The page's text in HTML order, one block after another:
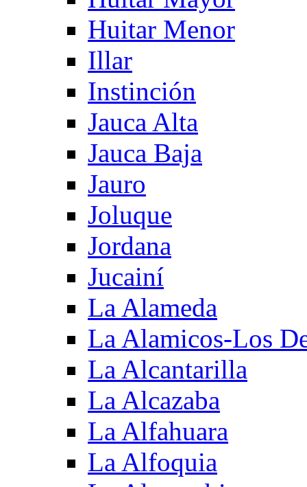
Huitar Menor
Illar
Instinción
Jauca Alta
Jauca Baja
Jauro
Joluque
Jordana
Jucainí
La Alameda
La Alamicos-Los
La Alcantarilla
La Alcazaba
La Alfahuara
La Alfoquia